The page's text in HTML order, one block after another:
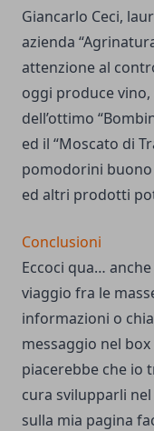
Giancarlo Ceci,
azienda
attenzione al
oggi produce
dell’ottimo
ed il “Moscato di
pomodorini buono
ed altri prodotti
Conclusioni
Eccoci qua…
viaggio fra le
informazioni o
messaggio nel
piacerebbe che io
cura svilupparli
sulla mia pagina